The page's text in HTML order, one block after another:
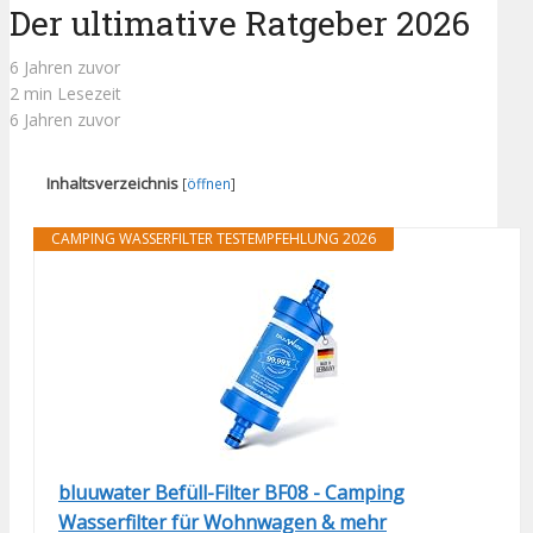
Der ultimative Ratgeber 2026
6 Jahren zuvor
2 min Lesezeit
6 Jahren zuvor
Inhaltsverzeichnis [öffnen]
CAMPING WASSERFILTER TESTEMPFEHLUNG 2026
bluuwater Befüll-Filter BF08 - Camping
Wasserfilter für Wohnwagen & mehr